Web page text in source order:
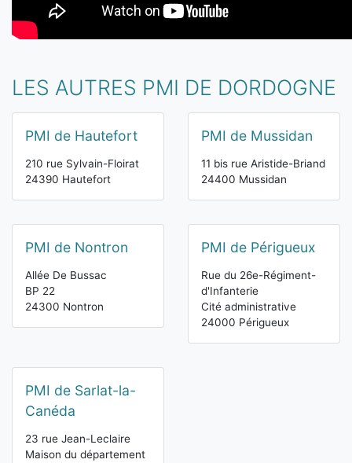
LES AUTRES PMI DE DORDOGNE
PMI de Hautefort
210 rue Sylvain-Floirat
24390 Hautefort
PMI de Mussidan
11 bis rue Aristide-Briand
24400 Mussidan
PMI de Nontron
Allée De Bussac
BP 22
24300 Nontron
PMI de Périgueux
Rue du 26e-Régiment-
d'Infanterie
Cité administrative
24000 Périgueux
PMI de Sarlat-la-
Canéda
23 rue Jean-Leclaire
Maison du département